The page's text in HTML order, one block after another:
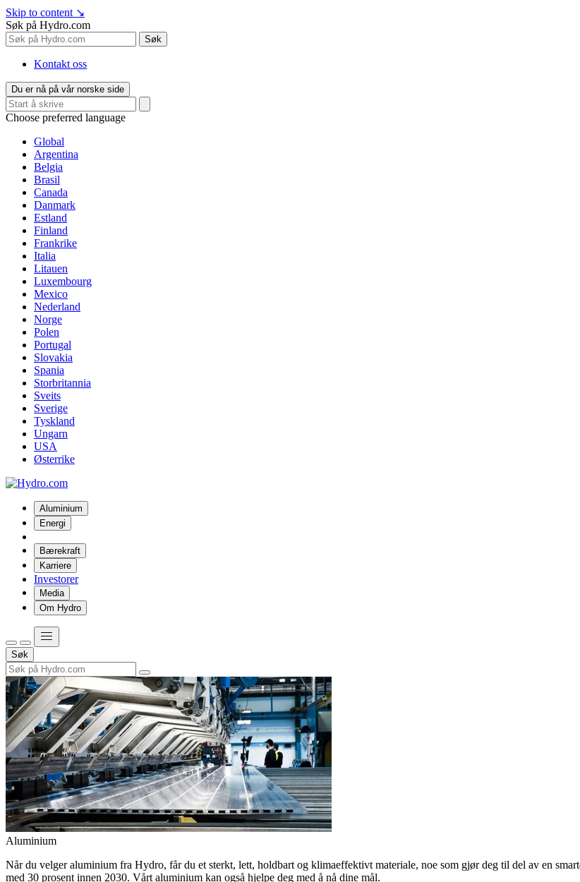
Skip to content ↘
Søk på Hydro.com
Søk
Kontakt oss
Du er nå på vår norske side
Choose preferred language
Global
Argentina
Belgia
Brasil
Canada
Danmark
Estland
Finland
Frankrike
Italia
Litauen
Luxembourg
Mexico
Nederland
Norge
Polen
Portugal
Slovakia
Spania
Storbritannia
Sveits
Sverige
Tyskland
Ungarn
USA
Østerrike
Aluminium
Energi
Bærekraft
Karriere
Investorer
Media
Om Hydro
Søk
Aluminium
Når du velger aluminium fra Hydro, får du et sterkt, lett, holdbart og klimaeffektivt materiale, noe som gjør deg til del av en
med 30 prosent innen 2030. Vårt aluminium kan også hjelpe deg med å nå dine mål.